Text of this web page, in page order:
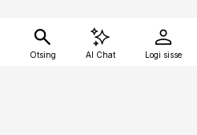
Otsing AI Chat Logi sisse